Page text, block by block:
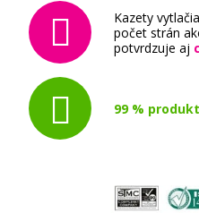
Kazety
počet strán
potvrdzuje aj
99 %